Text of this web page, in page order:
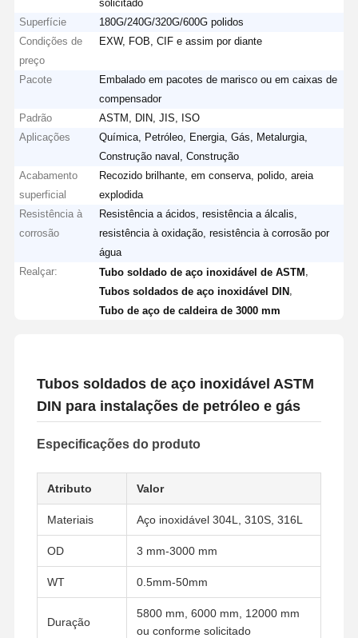
solicitado
Superfície
180G/240G/320G/600G polidos
Condições de
preço
EXW, FOB, CIF e assim por diante
Pacote
Embalado em pacotes de marisco ou em caixas de
compensador
Padrão
ASTM, DIN, JIS, ISO
Aplicações
Química, Petróleo, Energia, Gás, Metalurgia,
Construção naval, Construção
Acabamento
superficial
Recozido brilhante, em conserva, polido, areia
explodida
Resistência à
corrosão
Resistência a ácidos, resistência a álcalis,
resistência à oxidação, resistência à corrosão por
água
Realçar:
Tubo soldado de aço inoxidável de ASTM
Tubos soldados de aço inoxidável DIN
Tubo de aço de caldeira de 3000 mm
Tubos soldados de aço inoxidável ASTM
DIN para instalações de petróleo e gás
Especificações do produto
Atributo Valor
Materiais Aço inoxidável 304L, 310S, 316L
OD 3 mm-3000 mm
WT 0.5mm-50mm
Duração
5800 mm, 6000 mm, 12000 mm
ou conforme solicitado